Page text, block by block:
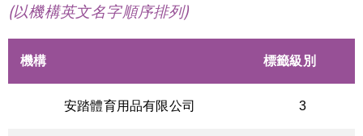
(以機構英文名字順序排列)
機構 標籤級別
安踏體育用品有限公司 3